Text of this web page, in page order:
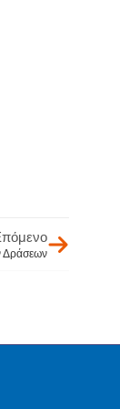
Δράσεων